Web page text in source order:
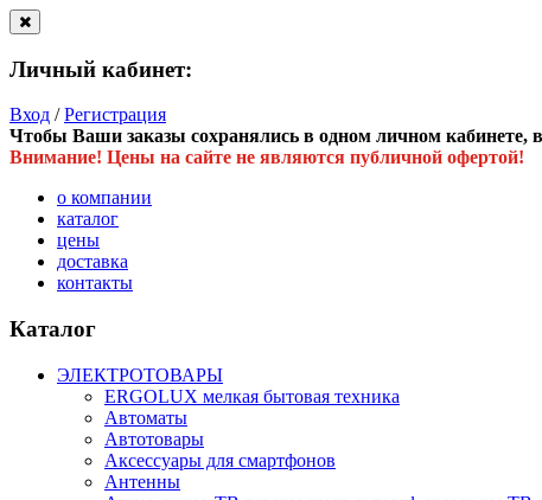
Личный кабинет:
Вход /Регистрация
Чтобы Ваши заказы сохранялись в одном личном кабинете,
Внимание! Цены на сайте не являются публичной офертой!
о компании
каталог
цены
доставка
контакты
Каталог
ЭЛЕКТРОТОВАРЫ
ERGOLUX мелкая бытовая техника
Автоматы
Автотовары
Аксессуары для смартфонов
Антенны